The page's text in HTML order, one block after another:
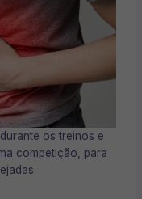
os treinos e
competição, para